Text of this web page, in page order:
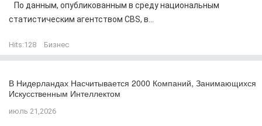
По данным, опубликованным в среду национальным
статистическим агентством CBS, в...
Hits:128 Бизнес
В Нидерландах Насчитывается 2000 Компаний, Занимающихся
Искусственным Интеллектом
июль 21,2026